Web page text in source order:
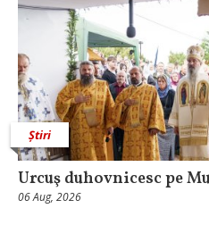
Știri
Urcuş duhovnicesc pe
06 Aug, 2026